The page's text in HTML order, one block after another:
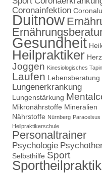
Coronainfektion
Duitnow
Gesundheit
Heilpraktiker Herz
Joggen Kinesiologisches
Laufen Lebensberatung
Lungenerkrankung
Lungenstärkung
Mikronährstoffe Mineralien
Nährstoffe Nürnberg Paracelsus
Heilpraktikerschule
Personaltrainer
Psychologie
Selbsthilfe Sport